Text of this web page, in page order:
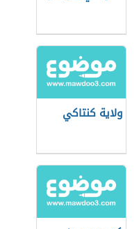
ولاية كنتاكي